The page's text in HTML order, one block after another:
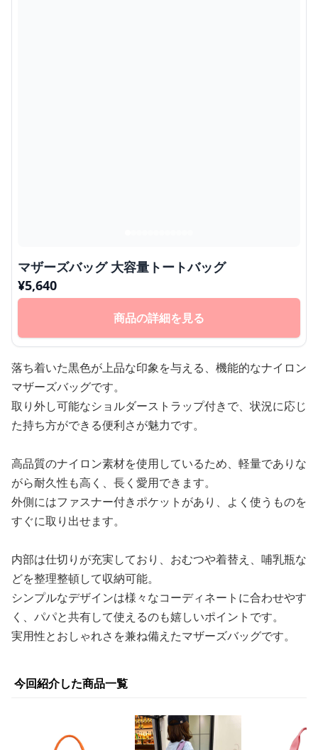
マザーズバッグ 大容量トートバッグ
¥5,640
商品の詳細を見る
落ち着いた黒色が上品な印象を与える、機能的なナイロン
マザーズバッグです。
取り外し可能なショルダーストラップ付きで、状況に応じ
た持ち方ができる便利さが魅力です。
高品質のナイロン素材を使用しているため、軽量でありな
がら耐久性も高く、長く愛用できます。
外側にはファスナー付きポケットがあり、よく使うものを
すぐに取り出せます。
内部は仕切りが充実しており、おむつや着替え、哺乳瓶な
どを整理整頓して収納可能。
シンプルなデザインは様々なコーディネートに合わせやす
く、パパと共有して使えるのも嬉しいポイントです。
実用性とおしゃれさを兼ね備えたマザーズバッグです。
今回紹介した商品一覧